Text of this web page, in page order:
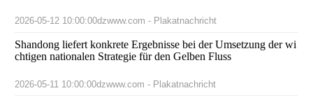
2026-05-12 10:00:00dzwww.com - Plakatnachricht
Shandong liefert konkrete Ergebnisse bei der Umsetzung der wi
chtigen nationalen Strategie für den Gelben Fluss
2026-05-11 10:00:00dzwww.com - Plakatnachricht